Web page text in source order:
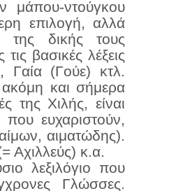
μάπου-ντούγκου
επιλογή, αλλά
της δικής τους
βασικές λέξεις
(Γούε) κτλ.
και σήμερα
της Χιλής, είναι
ευχαριστούν,
αιματώδης).
Αχιλλεύς) κ.α.
λεξιλόγιο που
Γλώσσες.